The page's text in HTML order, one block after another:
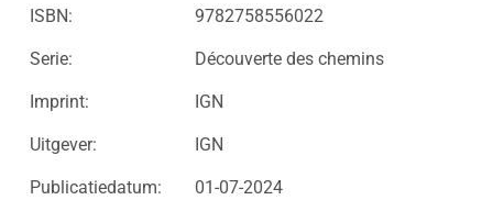
ISBN: 9782758556022
Serie: Découverte des chemins
Imprint: IGN
Uitgever: IGN
Publicatiedatum: 01-07-2024